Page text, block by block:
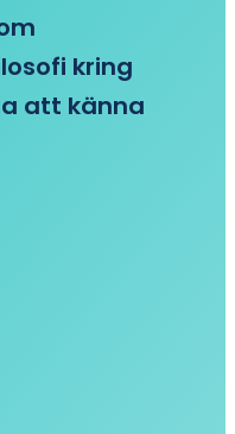
kring
att känna